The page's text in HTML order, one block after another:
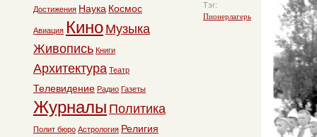
Тэг:
Пионерлагерь
Достижения Наука Космос
Авиация Кино Музыка
Живопись Книги
Архитектура Театр
Телевидение Радио Газеты
Журналы Политика
Полит бюро Астрология Религия